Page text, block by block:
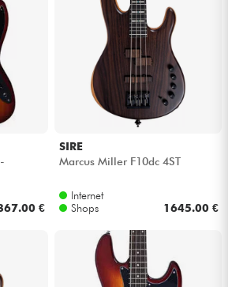
Sie sich unsere Marken an
€
SIRE
Marcus Miller F10dc 4ST
Internet
Shops
1645.00 €